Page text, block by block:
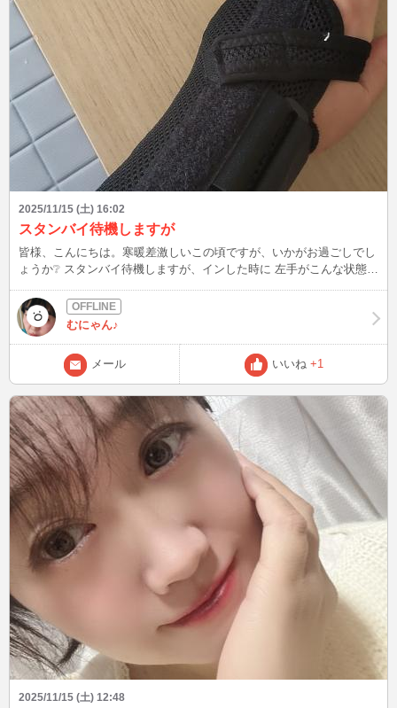
2025/11/15 (土) 16:02
スタンバイ待機しますが
皆様、こんにちは。寒暖差激しいこの頃ですが、いかがお過ごしでし
ょうか❔ スタンバイ待機しますが、インした時に 左手がこんな状態で
ころ、この写真のような経緯になった訳です。病名は伏せます こん
な状態になってはいても家事やら は何とか無理しない程度にこなし
てます(*´ `*) 皆様とお話出来る事で私も元気を頂けたりするのでお時
間合う方いらっしゃいましたらよろしくお願いします☺️
むにゃん♪
メール いいね +1
2025/11/15 (土) 12:48